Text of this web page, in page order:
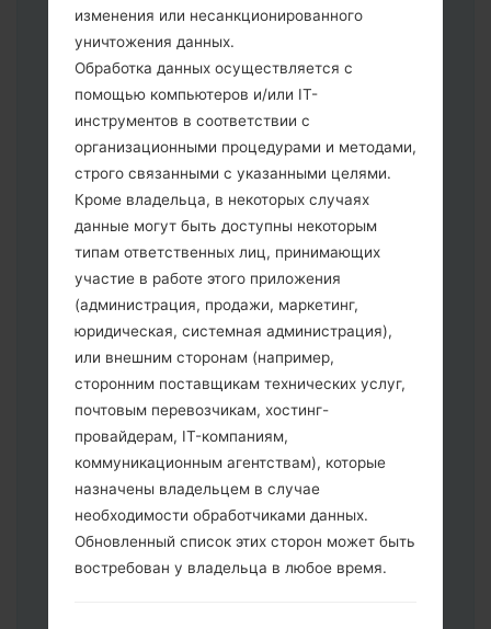
Скачайте на свой ПК:Odin 3.
Далее загрузите и распакуйте файл
прошивки.
Вам необходимо 1 (Выбрать 1 файл
прошивки здесь) или 5 (Выбрать 5
файл прошивки здесь) файлов для
прошивки:
AP: "System & Recovery"
CP: "Modem & Radio"
CSC _ ***: "Country & Region & Operator"
HOME_CSC _ ***: "Country & Region &
Operator"
Добавьте все файлы в программу Odin
3.
Если вы хотите прошить телефон и
изменения или несанкционированного
уничтожения данных.
Обработка данных осуществляется с
помощью компьютеров и/или IT-
инструментов в соответствии с
организационными процедурами и методами,
строго связанными с указанными целями.
Кроме владельца, в некоторых случаях
данные могут быть доступны некоторым
типам ответственных лиц, принимающих
участие в работе этого приложения
(администрация, продажи, маркетинг,
юридическая, системная администрация),
или внешним сторонам (например,
сторонним поставщикам технических услуг,
почтовым перевозчикам, хостинг-
провайдерам, IT-компаниям,
коммуникационным агентствам), которые
назначены владельцем в случае
необходимости обработчиками данных.
Обновленный список этих сторон может быть
востребован у владельца в любое время.